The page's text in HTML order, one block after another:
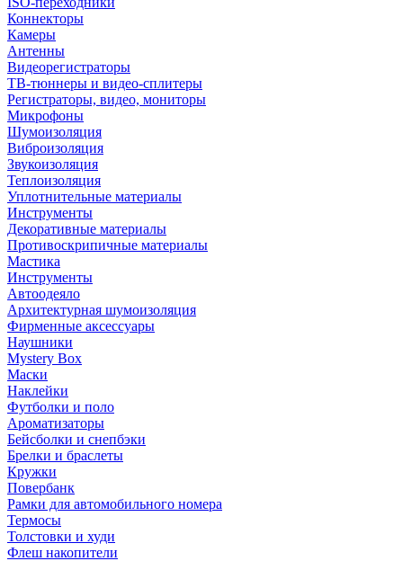
Коннекторы
Камеры
Антенны
Видеорегистраторы
ТВ-тюннеры и видео-сплитеры
Регистраторы, видео, мониторы
Микрофоны
Шумоизоляция
Виброизоляция
Звукоизоляция
Теплоизоляция
Уплотнительные материалы
Инструменты
Декоративные материалы
Противоскрипичные материалы
Мастика
Инструменты
Автоодеяло
Архитектурная шумоизоляция
Фирменные аксессуары
Наушники
Mystery Box
Маски
Наклейки
Футболки и поло
Ароматизаторы
Бейсболки и снепбэки
Брелки и браслеты
Кружки
Повербанк
Рамки для автомобильного номера
Термосы
Толстовки и худи
Флеш накопители